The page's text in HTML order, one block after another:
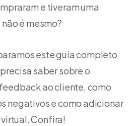
e tiveram uma
é mesmo?
este guia completo
saber sobre o
ao cliente, como
negativos e como adicionar
Confira!